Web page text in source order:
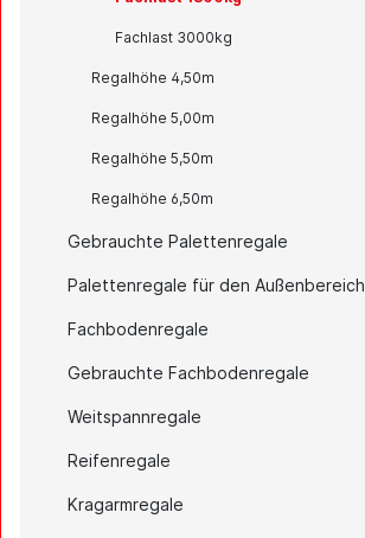
Fachlast 3000kg
Regalhöhe 4,50m
Regalhöhe 5,00m
Regalhöhe 5,50m
Regalhöhe 6,50m
Gebrauchte Palettenregale
Palettenregale für den Außenbereich
Fachbodenregale
Gebrauchte Fachbodenregale
Weitspannregale
Reifenregale
Kragarmregale